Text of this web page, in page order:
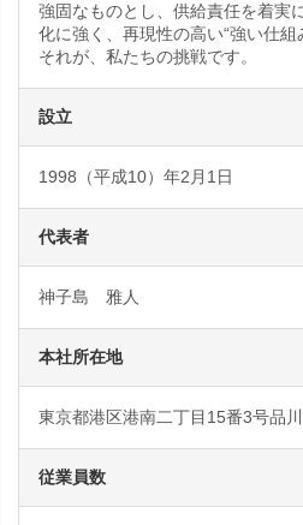
強固なものとし、供給責任を着実
化に強く、再現性の高い“強い仕
それが、私たちの挑戦です。
設立
1998（平成10）年2月1日
代表者
神子島 雅人
本社所在地
東京都港区港南二丁目15番3号品
従業員数